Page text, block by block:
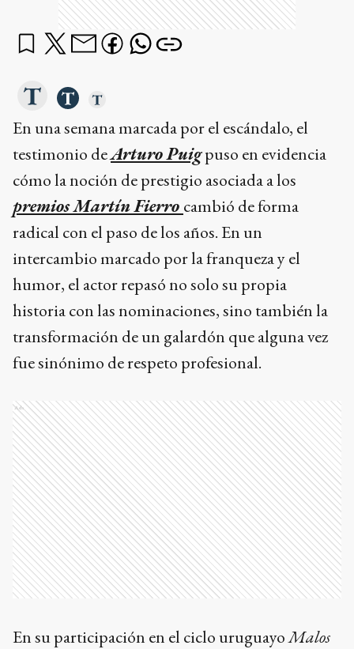
En una semana marcada por el escándalo, el
testimonio deArturo Puigpuso en evidencia
cómo la noción de prestigio asociada a los
premios Martín Fierro cambió de forma
radical con el paso de los años. En un
intercambio marcado por la franqueza y el
humor, el actor repasó no solo su propia
historia con las nominaciones, sino también la
transformación de un galardón que alguna vez
fue sinónimo de respeto profesional.
Ads
En su participación en el ciclo uruguayoMalos